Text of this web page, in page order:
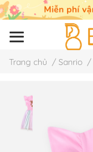
Trang chủ / Sanrio /